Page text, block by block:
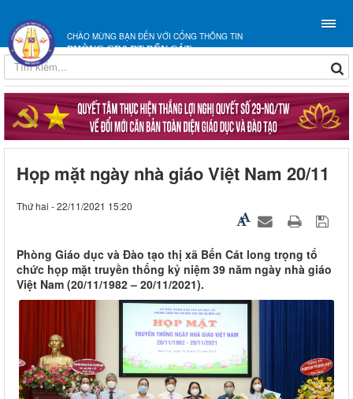
CHÀO MỪNG BẠN ĐẾN VỚI CỔNG THÔNG TIN
PHÒNG GD&ĐT BẾN CÁT
Họp mặt ngày nhà giáo Việt Nam 20/11
Thứ hai - 22/11/2021 15:20
Phòng Giáo dục và Đào tạo thị xã Bến Cát long trọng tổ
chức họp mặt truyền thống kỷ niệm 39 năm ngày nhà giáo
Việt Nam (20/11/1982 – 20/11/2021).